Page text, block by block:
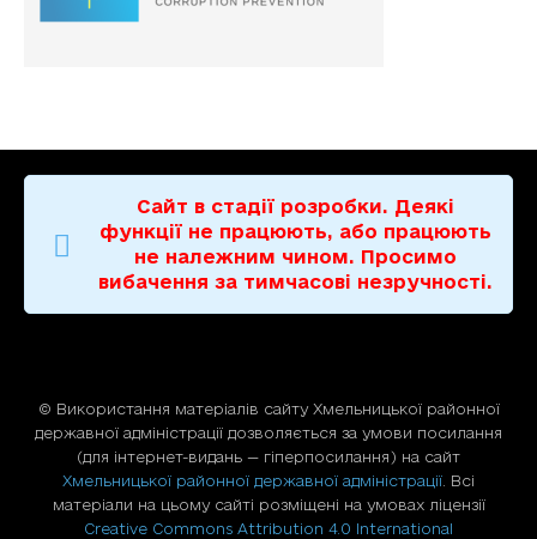
Сайт в стадії розробки. Деякі
функції не працюють, або працюють
не належним чином. Просимо
вибачення за тимчасові незручності.
© Використання матерiалiв сайту Хмельницької районної
державної адміністрації дозволяється за умови посилання
(для iнтернет-видань — гiперпосилання) на сайт
Хмельницької районної державної адміністрації . Всі
матеріали на цьому сайті розміщені на умовах ліцензії
Creative Commons Attribution 4.0 International